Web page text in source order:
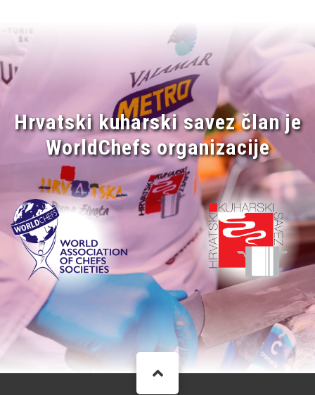
Hrvatski kuharski savez član je
WorldChefs organizacije